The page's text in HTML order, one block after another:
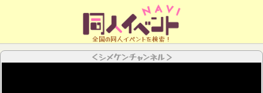
全国の同人イベントを検索！
＜シメケンチャンネル＞